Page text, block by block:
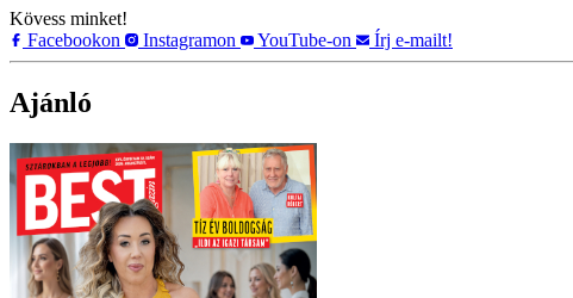
Kövess minket!
Facebookon
Instagramon YouTube-on Írj e-mailt!
Ajánló